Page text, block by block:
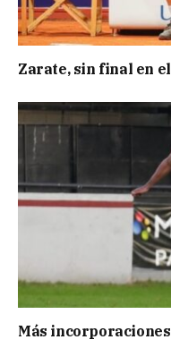
Zarate, sin final en
Más